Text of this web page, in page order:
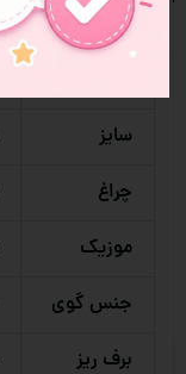
نوع
سایز
چراغ
موزیک
جنس گوی
برف ریز